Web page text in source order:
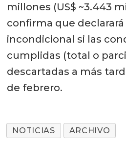
millones (US$ ~3.443
confirma que
incondicional si las
cumplidas (total o
descartadas a más
de febrero.
NOTICIAS ARCHIVO